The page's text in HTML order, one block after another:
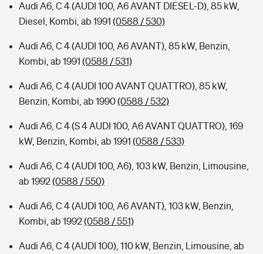
Audi A6, C 4 (AUDI 100, A6 AVANT DIESEL-D), 85 kW,
Diesel, Kombi, ab 1991 (0588 / 530)
Audi A6, C 4 (AUDI 100, A6 AVANT), 85 kW, Benzin,
Kombi, ab 1991 (0588 / 531)
Audi A6, C 4 (AUDI 100 AVANT QUATTRO), 85 kW,
Benzin, Kombi, ab 1990(0588 / 532)
Audi A6, C 4 (S 4 AUDI 100, A6 AVANT QUATTRO), 169
kW, Benzin, Kombi, ab 1991 (0588 / 533)
Audi A6, C 4 (AUDI 100, A6), 103 kW, Benzin, Limousine,
ab 1992(0588 / 550)
Audi A6, C 4 (AUDI 100, A6 AVANT), 103 kW, Benzin,
Kombi, ab 1992(0588 / 551)
Audi A6, C 4 (AUDI 100), 110 kW, Benzin, Limousine, ab